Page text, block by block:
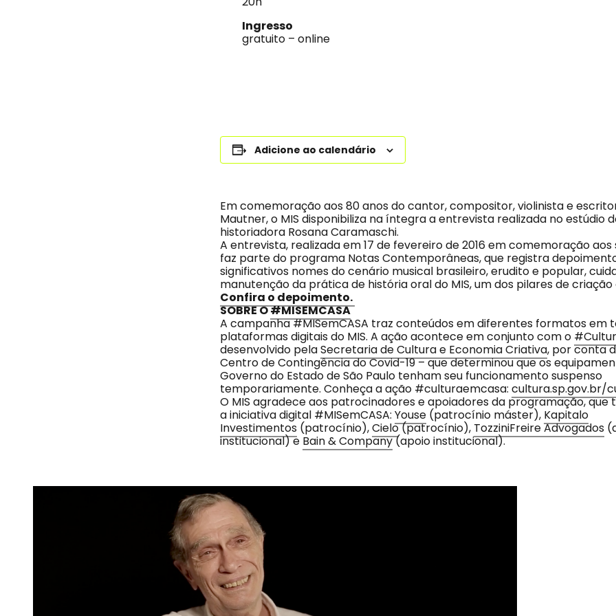
Ingresso
gratuito – online
Adicione ao calendário
Em comemoração aos 80 anos do cantor, compositor, violinista e
Mautner, o MIS disponibiliza na íntegra a entrevista realizada no estúdio
historiadora Rosana Caramaschi.
A entrevista, realizada em 17 de fevereiro de 2016 em comemoração aos
faz parte do programa Notas Contemporâneas, que registra
significativos nomes do cenário musical brasileiro, erudito e popular,
manutenção da prática de história oral do MIS, um dos pilares de criação
Confira o depoimento.
SOBRE O#MISEMCASA
A campanha #MISemCASA traz conteúdos em diferentes formatos em
plataformas digitais do MIS. A ação acontece em conjunto com o
desenvolvido pelaSecretaria de Cultura e Economia Criativa, por conta
Centro de Contingência do Covid-19 – que determinou que os
Governo do Estado de São Paulo tenham seu funcionamento suspenso
temporariamente. Conheça a ação #culturaemcasa: cultura.sp.gov.br/
O MIS agradece aos patrocinadores e apoiadores da programação,
a iniciativa digital #MISemCASA: Youse (patrocínio máster), Kapitalo
Investimentos (patrocínio),Cielo(patrocínio), TozziniFreire Advogados
institucional) e Bain & Company(apoio institucional).